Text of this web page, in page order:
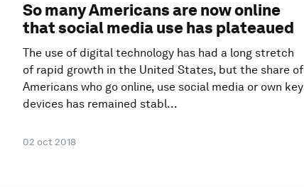
So many Americans are now online
that social media use has plateaued
The use of digital technology has had a long stretch
of rapid growth in the United States, but the share of
Americans who go online, use social media or own key
devices has remained stabl...
02 oct 2018